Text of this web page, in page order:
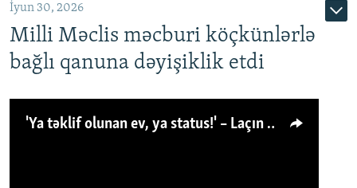
İyun 30, 2026
Milli Məclis məcburi köçkünlərlə
bağlı qanuna dəyişiklik etdi
'Ya təklif olunan ev, ya status!' – Laçın köçkünü: 'Laçından başqa heç hara!'